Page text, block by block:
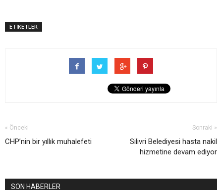
ETİKETLER
« Önceki
CHP’nin bir yıllık muhalefeti
Sonraki »
Silivri Belediyesi hasta nakil
hizmetine devam ediyor
SON HABERLER